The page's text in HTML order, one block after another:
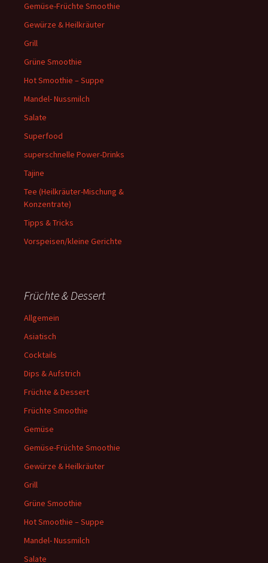
Gemüse-Früchte Smoothie
Gewürze & Heilkräuter
Grill
Grüne Smoothie
Hot Smoothie – Suppe
Mandel- Nussmilch
Salate
Superfood
superschnelle Power-Drinks
Tajine
Tee (Heilkräuter-Mischung &
Konzentrate)
Tipps & Tricks
Vorspeisen/kleine Gerichte
Früchte & Dessert
Allgemein
Asiatisch
Cocktails
Dips & Aufstrich
Früchte & Dessert
Früchte Smoothie
Gemüse
Gemüse-Früchte Smoothie
Gewürze & Heilkräuter
Grill
Grüne Smoothie
Hot Smoothie – Suppe
Mandel- Nussmilch
Salate